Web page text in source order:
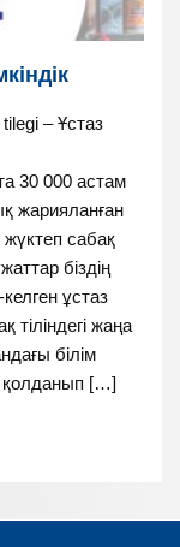
– Ұстаз
30 000 астам
жарияланған
сабақ
біздің
ұстаз
тіліндегі жаңа
білім
қолданып […]